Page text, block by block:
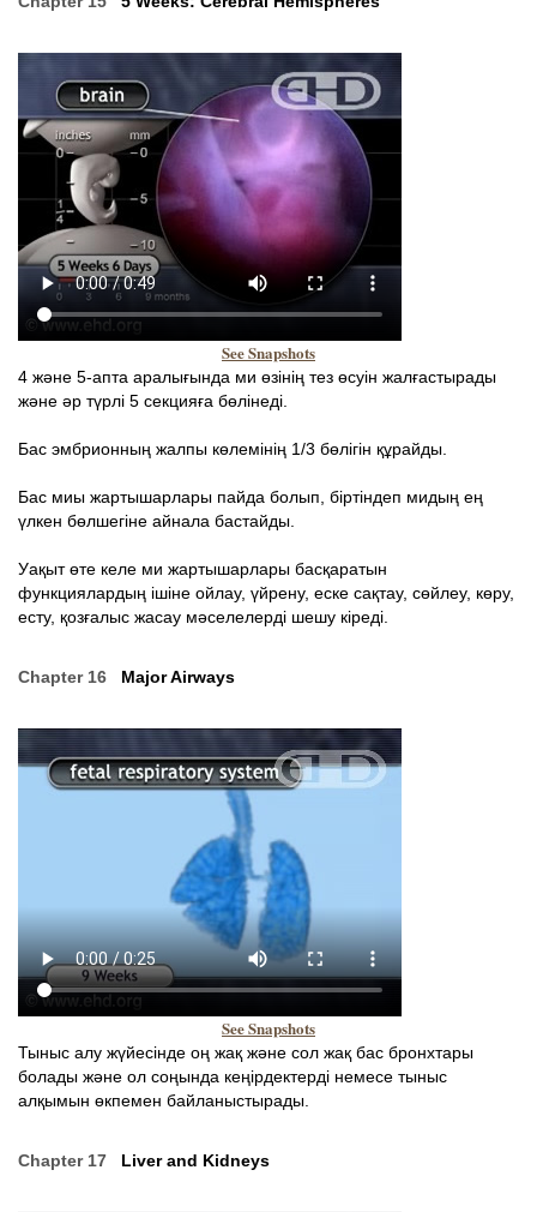
See Snapshots
4 және 5-апта аралығында ми өзінің тез өсуін жалғастырады
және әр түрлі 5 секцияға бөлінеді.
Бас эмбрионның жалпы көлемінің 1/3 бөлігін құрайды.
Бас миы жартышарлары пайда болып, біртіндеп мидың ең
үлкен бөлшегіне айнала бастайды.
Уақыт өте келе ми жартышарлары басқаратын
функциялардың ішіне ойлау, үйрену, еске сақтау, сөйлеу, көру,
есту, қозғалыс жасау мәселелерді шешу кіреді.
Chapter 16 Major Airways
See Snapshots
Тыныс алу жүйесінде оң жақ және сол жақ бас бронхтары
болады және ол соңында кеңірдектерді немесе тыныс
алқымын өкпемен байланыстырады.
Chapter 17 Liver and Kidneys